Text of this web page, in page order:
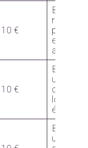
10 €
Bon
pour
escape
apèro
10 €
Bon
une
lors
Bon
une